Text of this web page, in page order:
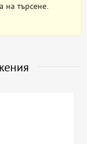
на търсене.